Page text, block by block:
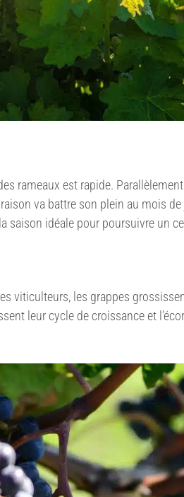
rameaux est rapide.
va battre son plein au mois
saison idéale pour poursuivre
les grappes
leur cycle de croissance et